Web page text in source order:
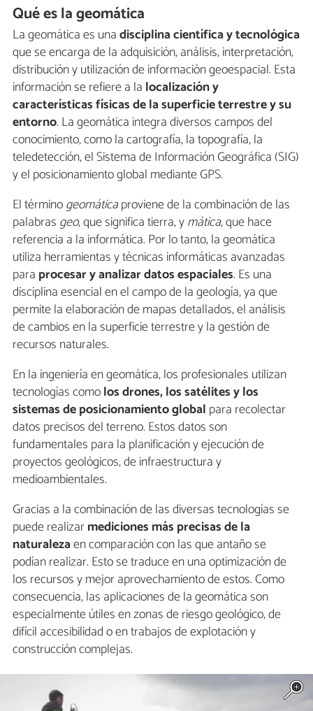
Qué es la geomática
La geomática es unadisciplina científica y tecnológica
que se encarga de la adquisición, análisis, interpretación,
distribución y utilización de información geoespacial. Esta
información se refiere a la localización y
características físicasde la superficie terrestre y su
entorno. La geomática integra diversos campos del
conocimiento, como la cartografía, la topografía, la
teledetección, el Sistema de Información Geográfica (SIG)
y el posicionamiento global mediante GPS.
El términogeomáticaproviene de la combinación de las
palabrasgeo, que significa tierra, ymática, que hace
referencia a la informática. Por lo tanto, la geomática
utiliza herramientas y técnicas informáticas avanzadas
para procesar y analizar datos espaciales. Es una
disciplina esencial en el campo de la geología, ya que
permite la elaboración de mapas detallados, el análisis
de cambios en la superficie terrestre y la gestión de
recursos naturales.
En la ingeniería en geomática, los profesionales utilizan
tecnologías comolos drones, los satélites y los
sistemas de posicionamiento global para recolectar
datos precisos del terreno. Estos datos son
fundamentales para la planificación y ejecución de
proyectos geológicos, de infraestructura y
medioambientales.
Gracias a la combinación de las diversas tecnologías se
puede realizarmediciones más precisas de la
naturalezaen comparación con las que antaño se
podían realizar. Esto se traduce en una optimización de
los recursos y mejor aprovechamiento de estos. Como
consecuencia, las aplicaciones de la geomática son
especialmente útiles en zonas de riesgo geológico, de
difícil accesibilidad o en trabajos de explotación y
construcción complejas.